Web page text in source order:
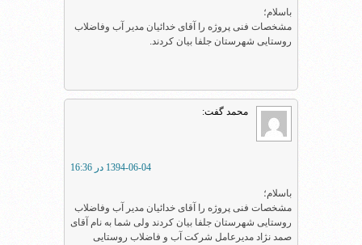
باسلام؛
مشخصات فنی پروژه را آقای خدائیان مدیر آب وفاضلاب
روستایی شهرستان جلفا بیان کردند.
محمد گفت:
1394-06-04 در 16:36
باسلام؛
مشخصات فنی پروژه را آقای خدائیان مدیر آب وفاضلاب
روستایی شهرستان جلفا بیان کردند ولی شما به نام آقای
صمد نژاد مدیرعامل شرکت آب و فاضلاب روستایی